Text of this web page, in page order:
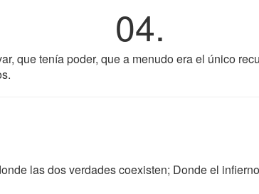
04.
que tenía poder, que a menudo era el único
las dos verdades coexisten; Donde el